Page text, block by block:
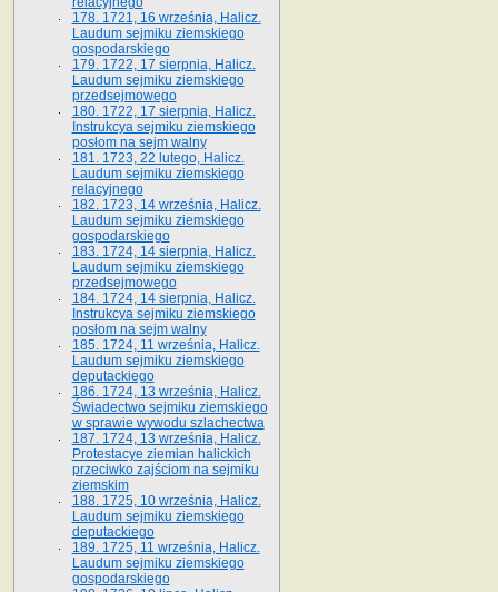
178. 1721, 16 września, Halicz.
Laudum sejmiku ziemskiego
gospodarskiego
179. 1722, 17 sierpnia, Halicz.
Laudum sejmiku ziemskiego
przedsejmowego
180. 1722, 17 sierpnia, Halicz.
Instrukcya sejmiku ziemskiego
posłom na sejm walny
181. 1723, 22 lutego, Halicz.
Laudum sejmiku ziemskiego
relacyjnego
182. 1723, 14 września, Halicz.
Laudum sejmiku ziemskiego
gospodarskiego
183. 1724, 14 sierpnia, Halicz.
Laudum sejmiku ziemskiego
przedsejmowego
184. 1724, 14 sierpnia, Halicz.
Instrukcya sejmiku ziemskiego
posłom na sejm walny
185. 1724, 11 września, Halicz.
Laudum sejmiku ziemskiego
deputackiego
186. 1724, 13 września, Halicz.
Świadectwo sejmiku ziemskiego
w sprawie wywodu szlachectwa
187. 1724, 13 września, Halicz.
Protestacye ziemian halickich
przeciwko zajściom na sejmiku
ziemskim
188. 1725, 10 września, Halicz.
Laudum sejmiku ziemskiego
deputackiego
189. 1725, 11 września, Halicz.
Laudum sejmiku ziemskiego
gospodarskiego